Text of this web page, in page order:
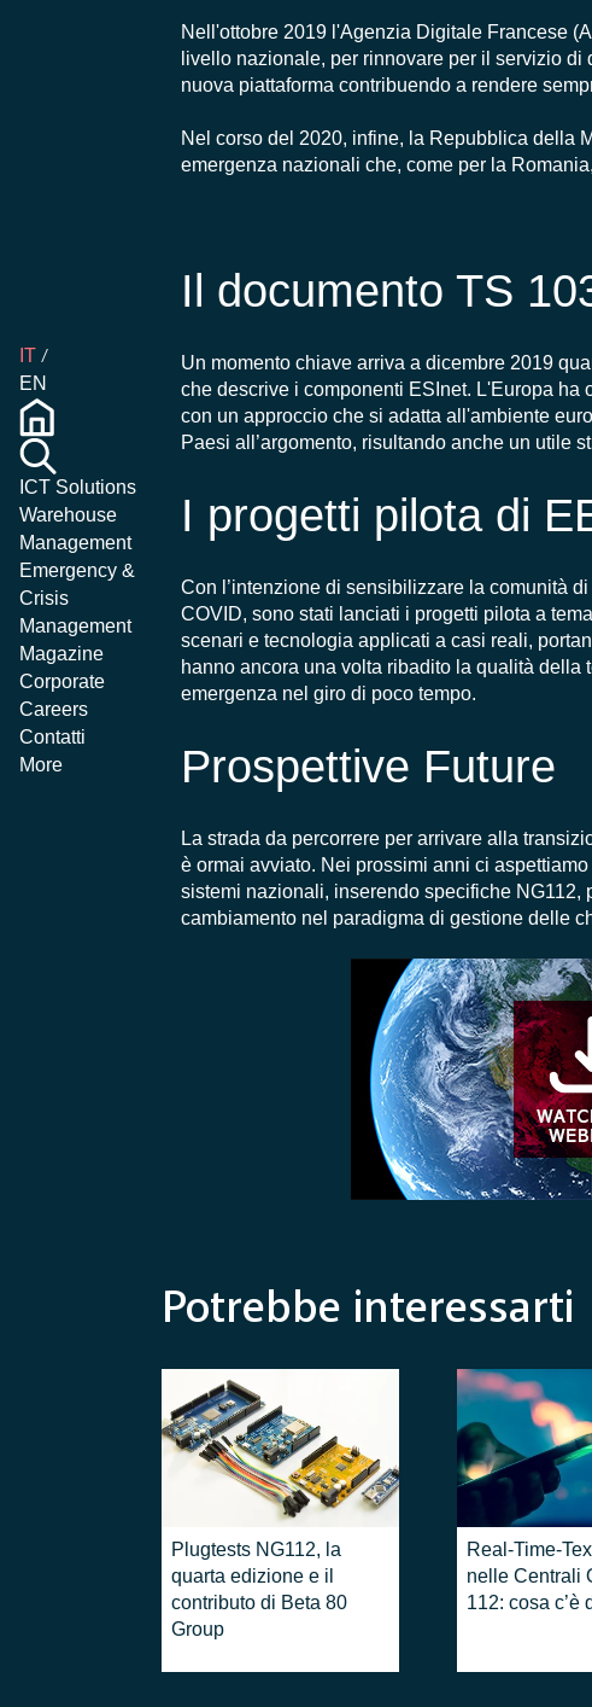
IT
EN
ICT Solutions
Warehouse
Management
Emergency &
Crisis
Management
Magazine
Corporate
Careers
Contatti
More
Nell'ottobre 2019 l'Agenzia Digitale Francese
livello nazionale, per rinnovare per il servizio di
nuova piattaformacontribuendo a rendere
Nel corso del 2020, infine, la Repubblica della
emergenza nazionali che, come per la
Il documento TS
Un momento chiave arriva a dicembre 2019
che descrive i componenti ESInet. L'Europa ha
con un approccio chesi adatta all'ambiente
Paesi all’argomento, risultando anche un utile
I progetti pilota di
Con l’intenzione di sensibilizzare la comunità di
COVID, sono stati lanciati i progetti pilota a
scenari e tecnologia applicati a casi reali,
hanno ancora una volta ribadito la qualità della
emergenza nel giro di poco tempo.
Prospettive Future
La strada da percorrere per arrivare alla
èormai avviato. Nei prossimi anni ci
sistemi nazionali, inserendo specifiche NG112,
cambiamento nel paradigma di gestione delle
Potrebbe interessarti
Plugtests NG112, la
quarta edizione e il
contributo di Beta 80
Group
Real-Time-
nelle Centrali
112: cosa c’è